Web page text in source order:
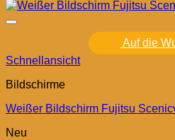
Auf die
Schnellansicht
Bildschirme
Weißer Bildschirm Fujitsu
Neu